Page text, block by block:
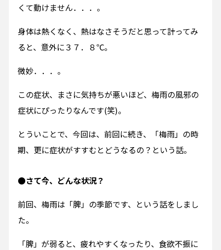
くて動けません．．．。
身体は熱くなく、熱はなさそうだと思って計ってみ
ると、意外に３７．８℃。
微妙．．．。
この症状、まさに気持ちが悪いほど、梅雨の風邪の
症状にぴったりなんです(笑)。
とういことで、今回は、前回に続き、「梅雨」の時
期、更に症状がすすむとどうなるの？という話。
●さて今、どんな状況？
前回、梅雨は「脾」の季節です、という話をしまし
た。
「脾」が弱ると、疲れやすくなったり、食欲不振に